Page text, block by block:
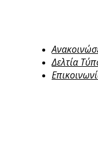
Δελτία